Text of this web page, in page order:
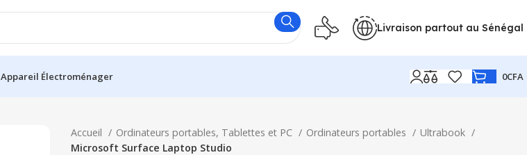
Livraison partout au Sénégal
Appareil Électroménager 0CFA
Accueil Ordinateurs portables, Tablettes et PC Ordinateurs portables
Ultrabook
Microsoft Surface Laptop Studio